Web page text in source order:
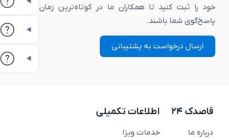
خود را ثبت کنید تا همکاران ما در کوتاه‌ترین زمان
پاسخ‌گوی شما باشند.
ارسال درخواست به پشتیبانی
قاصدک ۲۴
درباره ما
اطلاعات تکمیلی
خدمات ویزا